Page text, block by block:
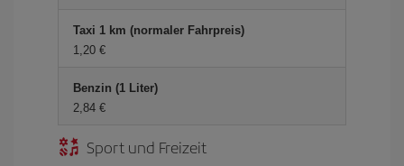
Taxi 1 km (normaler Fahrpreis)
1,20 €
Benzin (1 Liter)
2,84 €
Sport und Freizeit